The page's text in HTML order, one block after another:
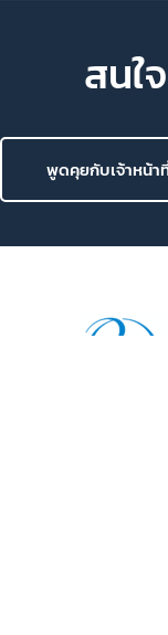
พูดคุยกับเจ้าหน้า
สนใ